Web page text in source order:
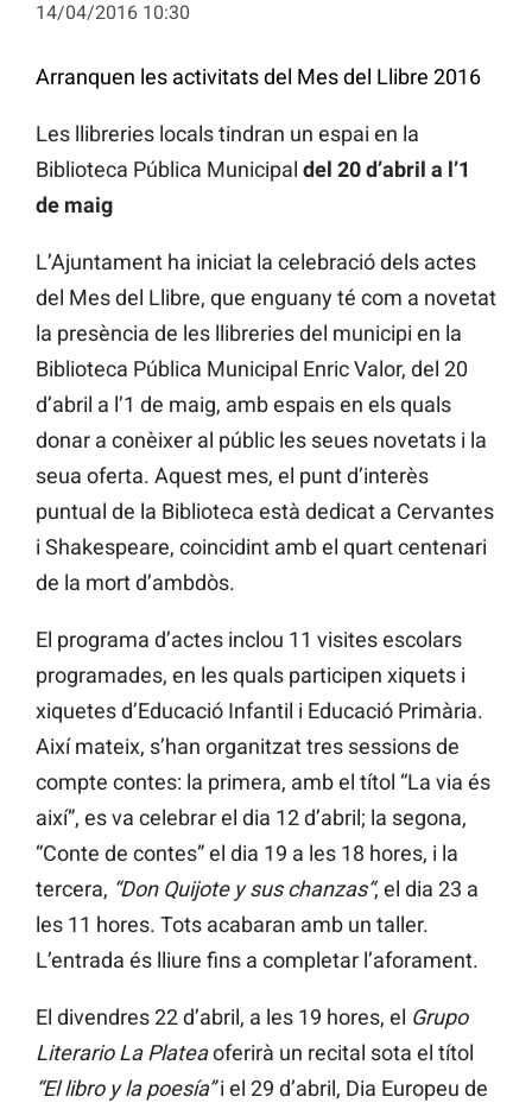
14/04/2016 10:30
Arranquen les activitats del Mes del Llibre 2016
Les llibreries locals tindran un espai en la
Biblioteca Pública Municipal del 20 d’abril a l’1
de maig
L’Ajuntament ha iniciat la celebració dels actes
del Mes del Llibre, que enguany té com a novetat
la presència de les llibreries del municipi en la
Biblioteca Pública Municipal Enric Valor, del 20
d’abril a l’1 de maig, amb espais en els quals
donar a conèixer al públic les seues novetats i la
seua oferta. Aquest mes, el punt d’interès
puntual de la Biblioteca està dedicat a Cervantes
i Shakespeare, coincidint amb el quart centenari
de la mort d’ambdòs.
El programa d’actes inclou 11 visites escolars
programades, en les quals participen xiquets i
xiquetes d’Educació Infantil i Educació Primària.
Així mateix, s’han organitzat tres sessions de
compte contes: la primera, amb el títol “La via és
així”, es va celebrar el dia 12 d’abril; la segona,
“Conte de contes” el dia 19 a les 18 hores, i la
tercera, “Don Quijote y sus chanzas“, el dia 23 a
les 11 hores. Tots acabaran amb un taller.
L’entrada és lliure fins a completar l’aforament.
El divendres 22 d’abril, a les 19 hores, el Grupo
Literario La Plateaoferirà un recital sota el títol
“El libro y la poesía”i el 29 d’abril, Dia Europeu de